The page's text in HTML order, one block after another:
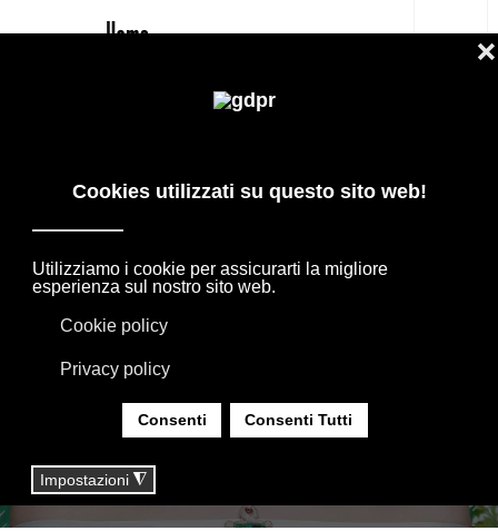
VELLUTO PREZZO OUTLET
FLEXFORM, MOOOI. BIANCHERIA, TAPPETI E
LIMONTA. ILLUMINAZIONE DAVIDE GROPPI
OLUCE.
SEI QUI: HOME